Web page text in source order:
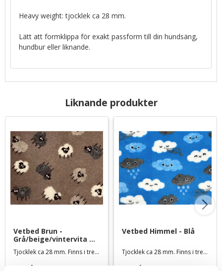
Heavy weight: tjocklek ca 28 mm.
Lätt att formklippa för exakt passform till din hundsäng,
hundbur eller liknande.
Liknande produkter
Vetbed Brun -
Grå/beige/vintervita
lamm
Tjocklek ca 28 mm. Finns i tre storlekar
Vetbed Himmel - Blå
Tjocklek ca 28 mm. Finns i tre storlekar